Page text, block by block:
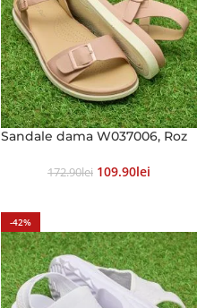
Sandale dama W037006, Roz
172.90Lei 109.90Lei
-42%